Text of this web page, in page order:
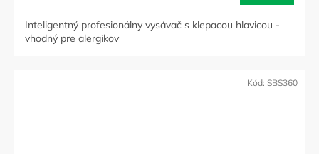
Inteligentný profesionálny vysávač s klepacou hlavicou -
vhodný pre alergikov
Kód: SBS360